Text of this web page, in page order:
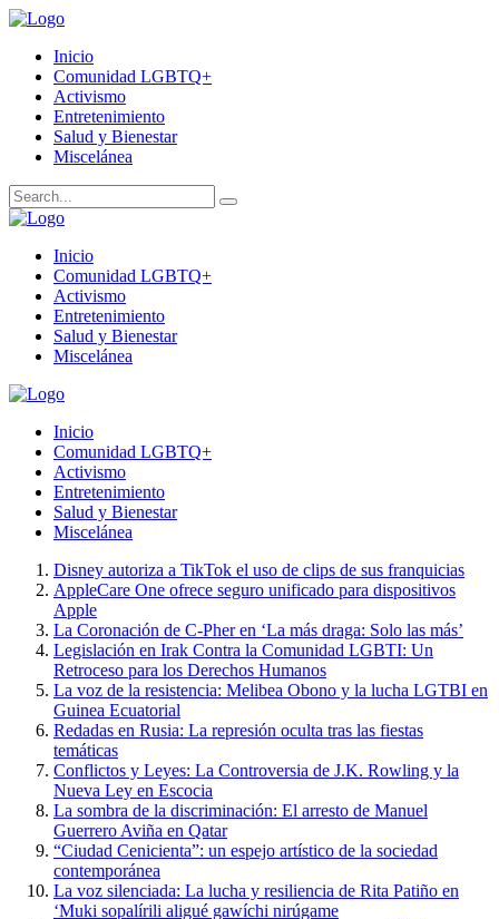
Inicio
Comunidad LGBTQ+
Activismo
Entretenimiento
Salud y Bienestar
Miscelánea
Inicio
Comunidad LGBTQ+
Activismo
Entretenimiento
Salud y Bienestar
Miscelánea
Inicio
Comunidad LGBTQ+
Activismo
Entretenimiento
Salud y Bienestar
Miscelánea
Disney autoriza a TikTok el uso de clips de sus franquicias
AppleCare One ofrece seguro unificado para dispositivos
Apple
La Coronación de C-Pher en ‘La más draga: Solo las más’
Legislación en Irak Contra la Comunidad LGBTI: Un
Retroceso para los Derechos Humanos
La voz de la resistencia: Melibea Obono y la lucha LGTBI en
Guinea Ecuatorial
Redadas en Rusia: La represión oculta tras las fiestas
temáticas
Conflictos y Leyes: La Controversia de J.K. Rowling y la
Nueva Ley en Escocia
La sombra de la discriminación: El arresto de Manuel
Guerrero Aviña en Qatar
“Ciudad Cenicienta”: un espejo artístico de la sociedad
contemporánea
La voz silenciada: La lucha y resiliencia de Rita Patiño en
‘Muki sopalírili aligué gawíchi nirúgame